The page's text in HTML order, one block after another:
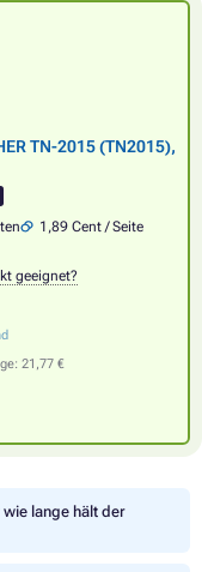
TN-2015 (TN2015),
1,89 Cent / Seite
geeignet?
21,77 €
lange hält der